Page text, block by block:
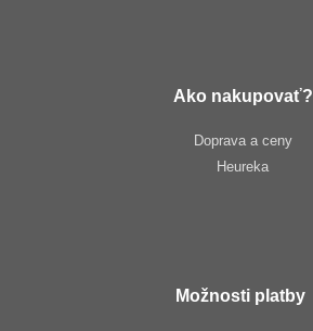
Ako nakupovať?
Doprava a ceny
Heureka
Možnosti platby